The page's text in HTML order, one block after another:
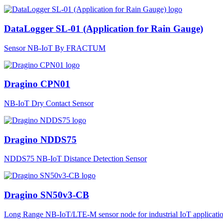
DataLogger SL-01 (Application for Rain Gauge)
Sensor NB-IoT By FRACTUM
Dragino CPN01
NB-IoT Dry Contact Sensor
Dragino NDDS75
NDDS75 NB-IoT Distance Detection Sensor
Dragino SN50v3-CB
Long Range NB-IoT/LTE-M sensor node for industrial IoT